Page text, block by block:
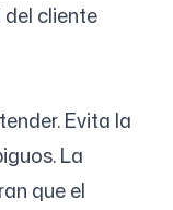
cliente
Evita la
La
que el